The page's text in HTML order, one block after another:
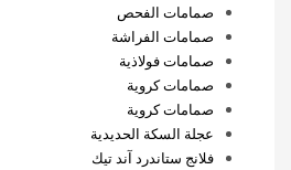
صمامات الفحص
صمامات الفراشة
صمامات فولاذية
صمامات كروية
صمامات كروية
عجلة السكة الحديدية
فلانج ستاندرد آند تيك